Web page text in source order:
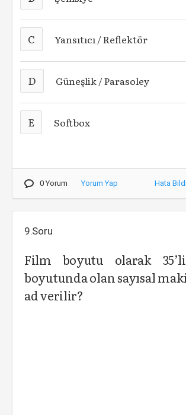
C Yansıtıcı / Reflektör
D Güneşlik / Parasoley
E Softbox
0 Yorum Yorum Yap Hata
9.Soru
Film boyutu olarak
boyutunda olan sayısal
ad verilir?